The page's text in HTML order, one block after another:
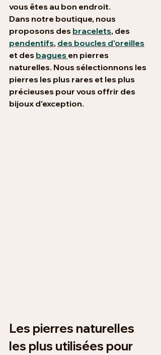
vous êtes au bon endroit.
Dans notre boutique, nous
proposons des bracelets, des
pendentifs, des boucles d'oreilles
et des bagues en pierres
naturelles. Nous sélectionnons les
pierres les plus rares et les plus
précieuses pour vous offrir des
bijoux d'exception.
Les pierres naturelles
les plus utilisées pour